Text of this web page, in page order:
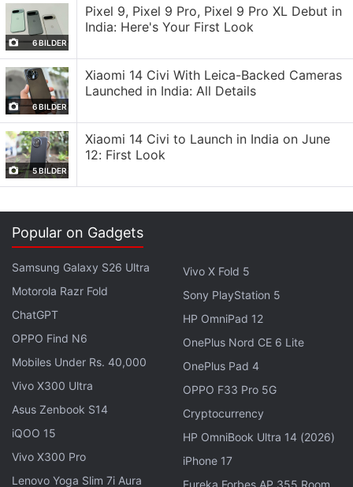
Überraschungen geben könnte.
iOS 26.1 wird am Montag für alle Nutzer verfügbar
sein. Das Update führt neue Option für die Liquid
Glass Funktion ein, die Lesbarkeit von Texten
verbessert und gleichzeitig die Intensität leicht
reduziert insgesamt eine Verbesserung. Eine
weitere mit Spannung Verbesserung ist die Ende zu
Ende Verschlüsselung für RCS-Nachrichten, die
Apple für ein zukünftiges Software Update
angekündigt hatte. Obwohl dies für 26.2 nicht
garantiert ist, macht der Zeitplan dieser Funktion zu
wahrscheinlichen Zeitpunkt. Apple bereitet Update
Zyklus vor.
iOS 26.1 ist der erste Schritt in Woche, iOS 26.2
könnte kurz folgen. Wenn der Zeitplan eingehalten
wird, können Nutzer Update noch diese Woche
erwarten. Das Unternehmen hat bestätigt, die
Unterstützung für US Pässe in Apple Wallet vor
Jahresende verfügbar wird. für RCS Messaging,
eine lang erwartete Funktion, Einführung Apple in
kommenden Update versprochen hatte.
6 BILDER
Pixel 9, Pixel 9 Pro, Pixel 9 Pro XL Debut in
India: Here's Your First Look
6 BILDER
Xiaomi 14 Civi With Leica-Backed Cameras
Launched in India: All Details
5 BILDER
Xiaomi 14 Civi to Launch in India on June
12: First Look
Popular on Gadgets
Samsung Galaxy S26 Ultra
Motorola Razr Fold
ChatGPT
OPPO Find N6
Mobiles Under Rs. 40,000
Vivo X300 Ultra
Asus Zenbook S14
iQOO 15
Vivo X300 Pro
Lenovo Yoga Slim 7i Aura
Vivo X Fold 5
Sony PlayStation 5
HP OmniPad 12
OnePlus Nord CE 6 Lite
OnePlus Pad 4
OPPO F33 Pro 5G
Cryptocurrency
HP OmniBook Ultra 14 (2026)
iPhone 17
Eureka Forbes AP 355 Room